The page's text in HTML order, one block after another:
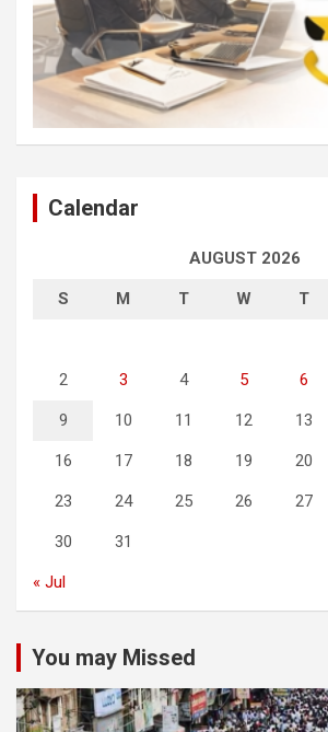
Calendar
AUGUST 2026
S M T W T
2 3 4 5 6
9 10 11 12 13
16 17 18 19 20
23 24 25 26 27
30 31
« Jul
You may Missed